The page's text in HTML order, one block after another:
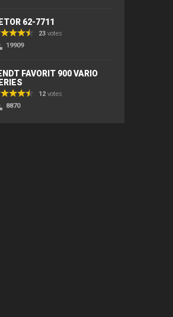
62-7711
23 votes
19909
FAVORIT 900 VARIO
12 votes
8870